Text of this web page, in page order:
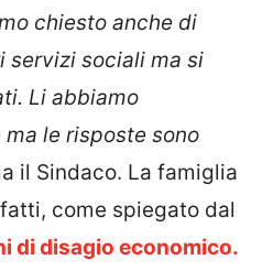
chiesto anche di
servizi sociali ma si
Li abbiamo
le risposte sono
il Sindaco. La famiglia
come spiegato dal
di disagio economico.